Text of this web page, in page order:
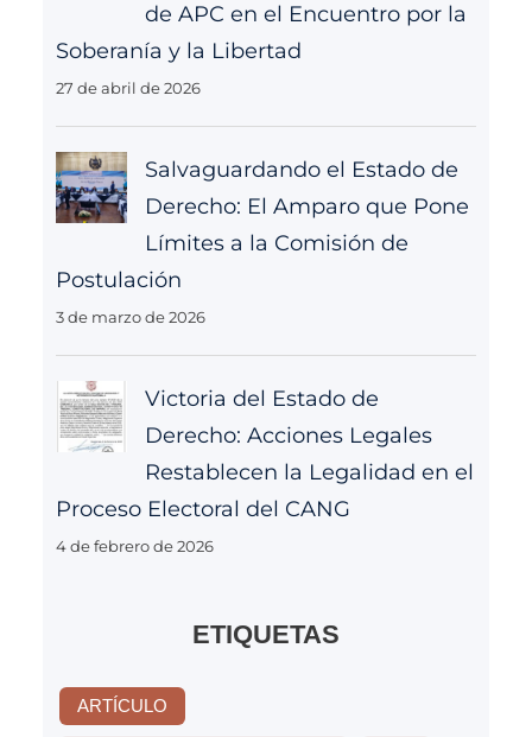
de APC en el Encuentro por la
Soberanía y la Libertad
27 de abril de 2026
Salvaguardando el Estado de
Derecho: El Amparo que Pone
Límites a la Comisión de
Postulación
3 de marzo de 2026
Victoria del Estado de
Derecho: Acciones Legales
Restablecen la Legalidad en el
Proceso Electoral del CANG
4 de febrero de 2026
ETIQUETAS
ARTÍCULO